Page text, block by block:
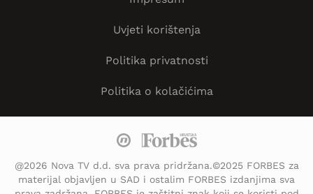
Uvjeti korištenja
Politika privatnosti
Politika o kolačićima
@2026 Nova TV d.d. sva prava pridržana.©2025 FORBES za
materijal objavljen u SAD i ostalim FORBES izdanjima sva